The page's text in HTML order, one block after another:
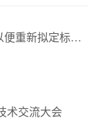
便重新拟定标
术交流大会